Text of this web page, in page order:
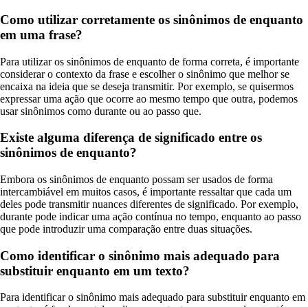
Como utilizar corretamente os sinônimos de enquanto
em uma frase?
Para utilizar os sinônimos de enquanto de forma correta, é importante
considerar o contexto da frase e escolher o sinônimo que melhor se
encaixa na ideia que se deseja transmitir. Por exemplo, se quisermos
expressar uma ação que ocorre ao mesmo tempo que outra, podemos
usar sinônimos como durante ou ao passo que.
Existe alguma diferença de significado entre os
sinônimos de enquanto?
Embora os sinônimos de enquanto possam ser usados de forma
intercambiável em muitos casos, é importante ressaltar que cada um
deles pode transmitir nuances diferentes de significado. Por exemplo,
durante pode indicar uma ação contínua no tempo, enquanto ao passo
que pode introduzir uma comparação entre duas situações.
Como identificar o sinônimo mais adequado para
substituir enquanto em um texto?
Para identificar o sinônimo mais adequado para substituir enquanto em